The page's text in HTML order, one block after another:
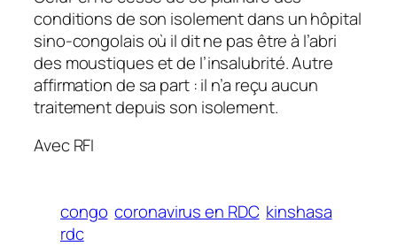
conditions de son isolement dans un hôpital
sino-congolais où il dit ne pas être à l’abri
des moustiques et de l’insalubrité. Autre
affirmation de sa part : il n’a reçu aucun
traitement depuis son isolement.
Avec RFI
congo coronavirus en RDC kinshasa
rdc